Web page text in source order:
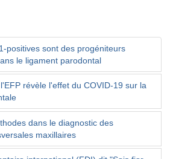
positives sont des progéniteurs
le ligament parodontal
révèle l'effet du COVID-19 sur la
dans le diagnostic des
maxillaires